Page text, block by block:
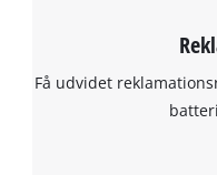
Få udvidet